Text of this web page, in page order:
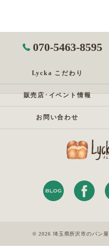
070-5463-8595
Lycka こだわり
販売店･イベント情報
お問い合わせ
© 2026 埼玉県所沢市のパン